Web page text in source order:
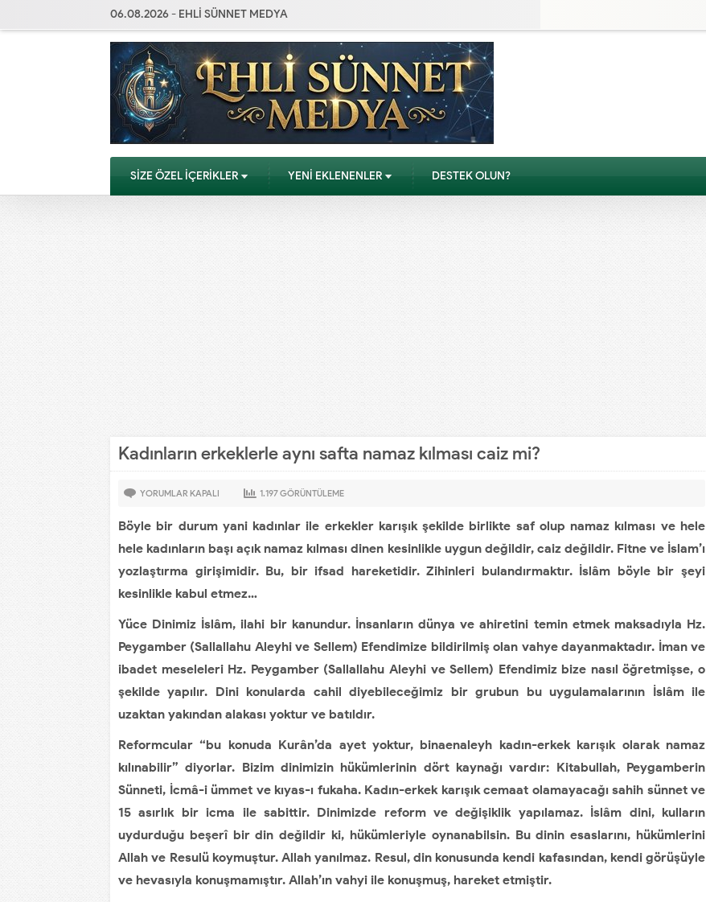
06.08.2026 - EHLİ SÜNNET MEDYA
SİZE ÖZEL İÇERİKLER YENİ EKLENENLER DESTEK OLUN?
Kadınların erkeklerle aynı safta namaz kılması caiz mi?
YORUMLAR KAPALI 1.197GÖRÜNTÜLEME
Böyle bir durum yani kadınlar ile erkekler karışık şekilde birlikte saf olup namaz kılması ve hele
hele kadınların başı açık namaz kılması dinen kesinlikle uygun değildir, caiz değildir. Fitne ve İslam’ı
yozlaştırma girişimidir. Bu, bir ifsad hareketidir. Zihinleri bulandırmaktır. İslâm böyle bir şeyi
kesinlikle kabul etmez…
Yüce Dinimiz İslâm, ilahi bir kanundur. İnsanların dünya ve ahiretini temin etmek maksadıyla Hz.
Peygamber (Sallallahu Aleyhi ve Sellem) Efendimize bildirilmiş olan vahye dayanmaktadır. İman ve
ibadet meseleleri Hz. Peygamber (Sallallahu Aleyhi ve Sellem) Efendimiz bize nasıl öğretmişse, o
şekilde yapılır. Dini konularda cahil diyebileceğimiz bir grubun bu uygulamalarının İslâm ile
uzaktan yakından alakası yoktur ve batıldır.
Reformcular “bu konuda Kurân’da ayet yoktur, binaenaleyh kadın-erkek karışık olarak namaz
kılınabilir” diyorlar. Bizim dinimizin hükümlerinin dört kaynağı vardır: Kitabullah, Peygamberin
Sünneti, İcmâ-i ümmet ve kıyas-ı fukaha. Kadın-erkek karışık cemaat olamayacağı sahih sünnet ve
15 asırlık bir icma ile sabittir. Dinimizde reform ve değişiklik yapılamaz. İslâm dini, kulların
uydurduğu beşerî bir din değildir ki, hükümleriyle oynanabilsin. Bu dinin esaslarını, hükümlerini
Allah ve Resulü koymuştur. Allah yanılmaz. Resul, din konusunda kendi kafasından, kendi görüşüyle
ve hevasıyla konuşmamıştır. Allah’ın vahyi ile konuşmuş, hareket etmiştir.